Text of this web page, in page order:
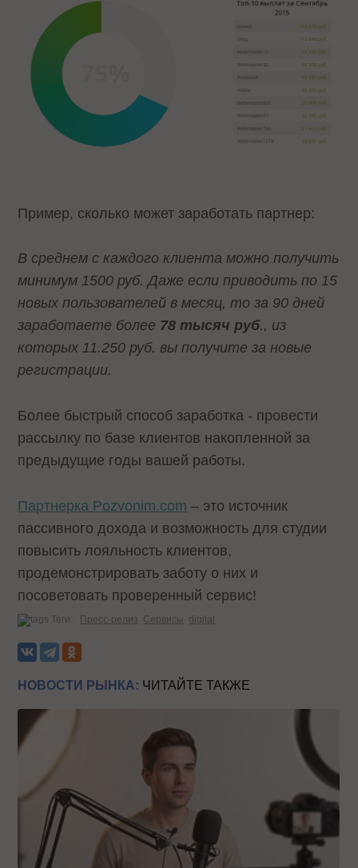
Пример, сколько может заработать партнер:
В среднем с каждого клиента можно получить
минимум 1500 руб. Даже если приводить по 15
новых пользователей в месяц, то за 90 дней
заработаете более 78 тысяч руб., из
которых 11.250 руб. вы получите за новые
регистрации.
Более быстрый способ заработка - провести
рассылку по базе клиентов накопленной за
предыдущие годы вашей работы.
Партнерка Pozvonim.com – это источник
пассивного дохода и возможность для студии
повысить лояльность клиентов,
продемонстрировать заботу о них и
посоветовать проверенный сервис!
Теги: Пресс-релиз Сервисы digital
НОВОСТИ РЫНКА: ЧИТАЙТЕ ТАКЖЕ